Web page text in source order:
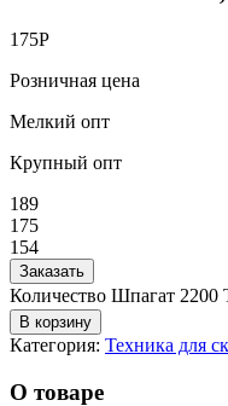
175Р
Розничная цена
Мелкий опт
Крупный опт
189
175
154
Заказать
Количество Шпагат
В корзину
Категория: Техника для
О товаре